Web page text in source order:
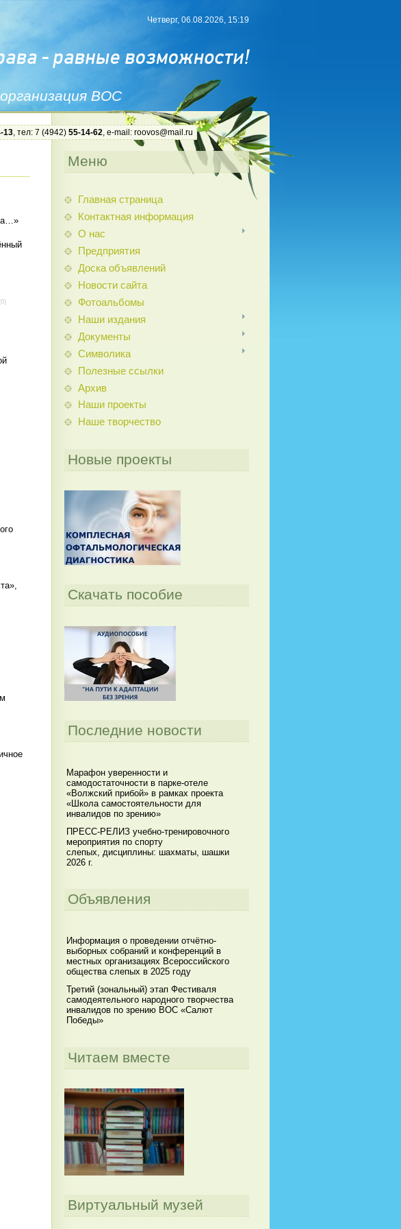
ВОС
Четверг, 06.08.2026, 15:19
13, тел: 7 (4942) 55-14-62, e-mail: roovos@mail.ru
Меню
Главная страница
Контактная информация
О нас
Предприятия
Доска объявлений
Новости сайта
Фотоальбомы
Наши издания
Документы
Символика
Полезные ссылки
Архив
Наши проекты
Наше творчество
Новые проекты
Скачать пособие
Последние новости
Марафон уверенности и
самодостаточности в парке-отеле
«Волжский прибой» в рамках проекта
«Школа самостоятельности для
инвалидов по зрению»
ПРЕСС-РЕЛИЗ учебно-тренировочного
мероприятия по спорту
слепых, дисциплины: шахматы, шашки
2026 г.
Объявления
Информация о проведении отчётно-
выборных собраний и конференций в
местных организациях Всероссийского
общества слепых в 2025 году
Третий (зональный) этап Фестиваля
самодеятельного народного творчества
инвалидов по зрению ВОС «Салют
Победы»
Читаем вместе
Виртуальный музей